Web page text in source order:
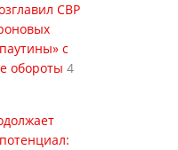
СВР
с
обороты 4